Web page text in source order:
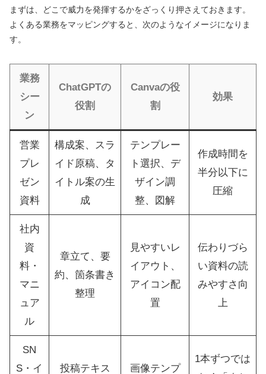
まずは、どこで威力を発揮するかをざっくり押さえておきます。
よくある業務をマッピングすると、次のようなイメージになりま
す。
業務
シー
ン
ChatGPTの
役割
Canvaの役
割
効果
営業
プレ
ゼン
資料
構成案、スラ
イド原稿、タ
イトル案の生
成
テンプレー
ト選択、デ
ザイン調
整、図解
作成時間を
半分以下に
圧縮
社内
資
料・
マニ
ュア
ル
章立て、要
約、箇条書き
整理
見やすいレ
イアウト、
アイコン配
置
伝わりづら
い資料の読
みやすさ向
上
SN
S・イ
投稿テキス
画像テンプ
1本ずつでは